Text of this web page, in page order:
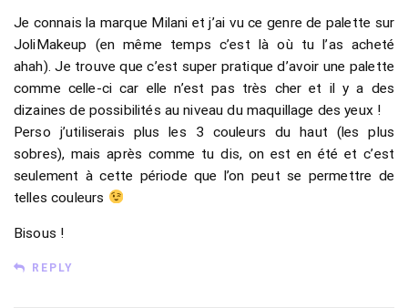
Je connais la marque Milani et j’ai vu ce genre de palette sur
JoliMakeup (en même temps c’est là où tu l’as acheté
ahah). Je trouve que c’est super pratique d’avoir une palette
comme celle-ci car elle n’est pas très cher et il y a des
dizaines de possibilités au niveau du maquillage des yeux !
Perso j’utiliserais plus les 3 couleurs du haut (les plus
sobres), mais après comme tu dis, on est en été et c’est
seulement à cette période que l’on peut se permettre de
telles couleurs
Bisous !
REPLY